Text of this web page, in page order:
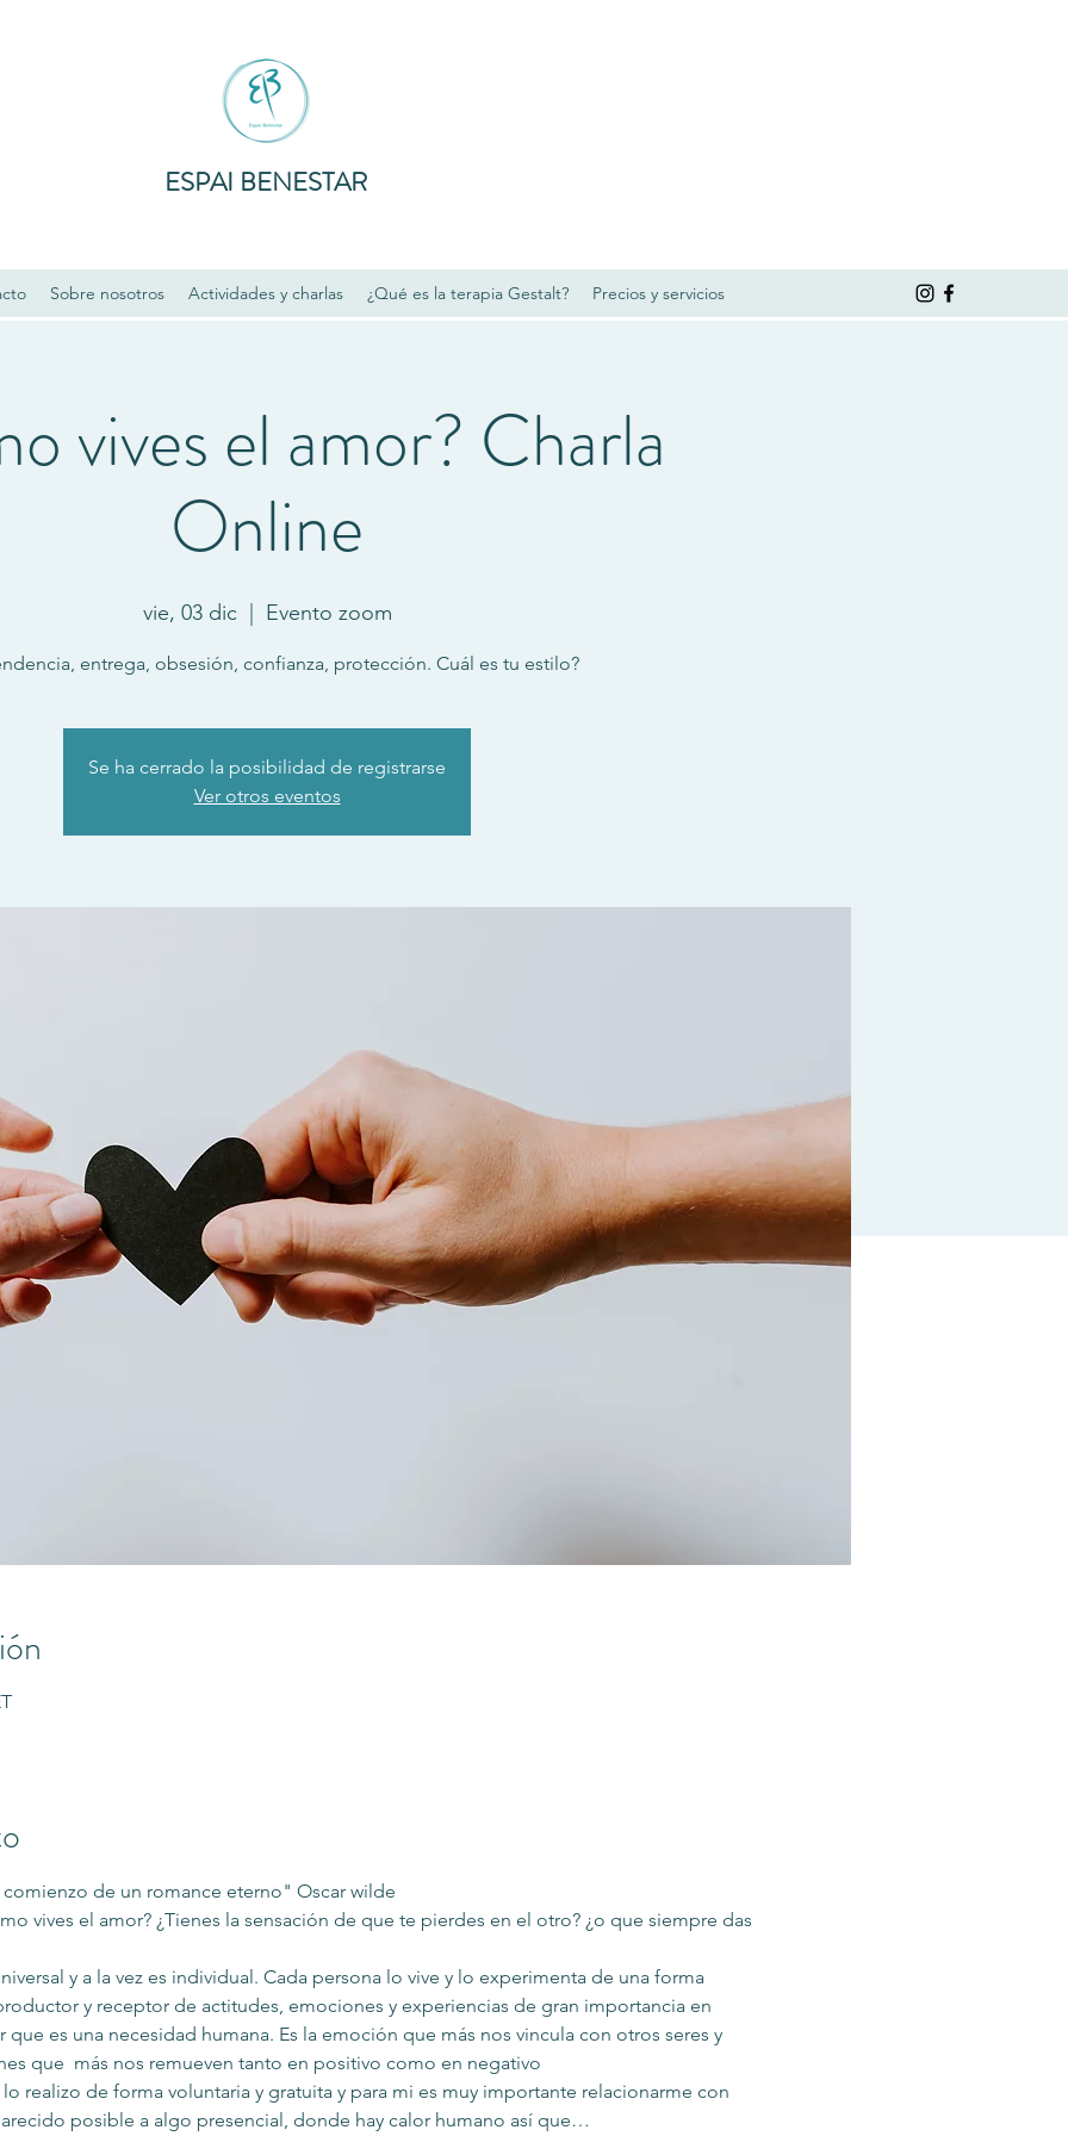
ESPAI BENESTAR
Sobre nosotros Actividades y charlas ¿Qué es la terapia Gestalt? Precios y servicios
vives el amor? Charla
Online
vie, 03 dic
  |
Evento zoom
entrega, obsesión, confianza, protección. Cuál es tu estilo?
Se ha cerrado la posibilidad de registrarse
Ver otros eventos
de un romance eterno" Oscar wilde
vives el amor? ¿Tienes la sensación de que te pierdes en el otro? ¿o que siempre das
y a la vez es individual. Cada persona lo vive y lo experimenta de una forma
y receptor de actitudes, emociones y experiencias de gran importancia en
que es una necesidad humana. Es la emoción que más nos vincula con otros seres y
que  más nos remueven tanto en positivo como en negativo
realizo de forma voluntaria y gratuita y para mi es muy importante relacionarme con
posible a algo presencial, donde hay calor humano así que…